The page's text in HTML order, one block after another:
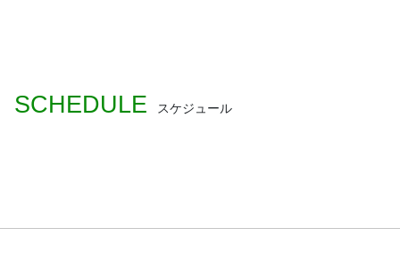
スケジュール
SCHEDULE